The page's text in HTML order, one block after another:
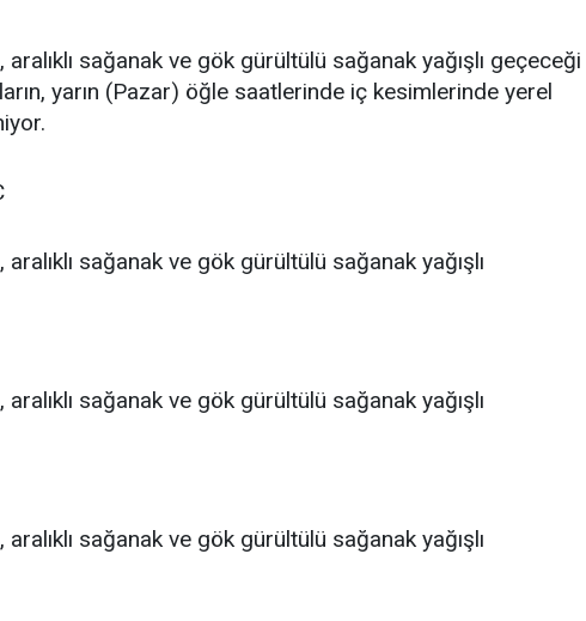
aralıklı sağanak ve gök gürültülü sağanak yağışlı geçeceği
yarın (Pazar) öğle saatlerinde iç kesimlerinde yerel
sağanak ve gök gürültülü sağanak yağışlı
sağanak ve gök gürültülü sağanak yağışlı
sağanak ve gök gürültülü sağanak yağışlı